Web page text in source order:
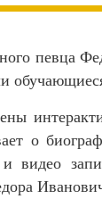
певца
о
видео